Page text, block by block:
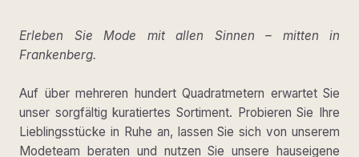
Erleben Sie Mode mit allen Sinnen – mitten in
Frankenberg.
Auf über mehreren hundert Quadratmetern erwartet Sie
unser sorgfältig kuratiertes Sortiment. Probieren Sie Ihre
Lieblingsstücke in Ruhe an, lassen Sie sich von unserem
Modeteam beraten und nutzen Sie unsere hauseigene